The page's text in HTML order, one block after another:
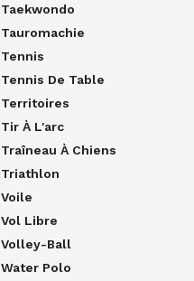
Taekwondo
Tauromachie
Tennis
Tennis De Table
Territoires
Tir À L'arc
Traîneau À Chiens
Triathlon
Voile
Vol Libre
Volley-Ball
Water Polo